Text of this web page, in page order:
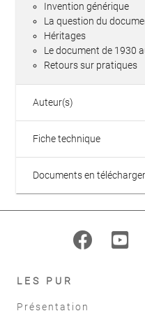
Invention générique
La question du
Héritages
Le document de 1930
Retours sur pratiques
Auteur(s)
Fiche technique
Documents en
LES PUR
Présentation